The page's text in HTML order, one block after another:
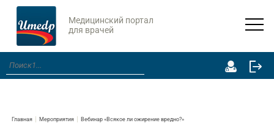
Медицинский портал
для врачей
Главная Мероприятия Вебинар «Всякое ли ожирение вредно?»